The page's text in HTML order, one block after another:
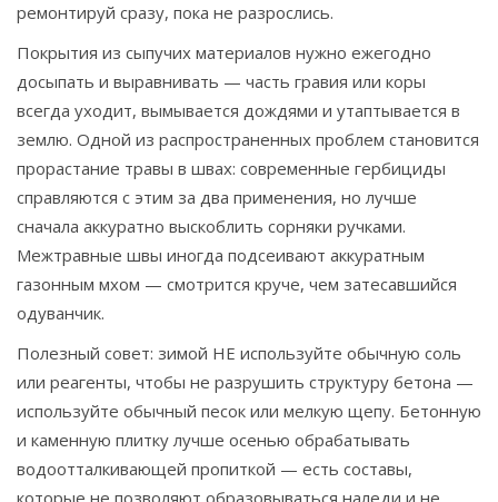
ремонтируй сразу, пока не разрослись.
Покрытия из сыпучих материалов нужно ежегодно
досыпать и выравнивать — часть гравия или коры
всегда уходит, вымывается дождями и утаптывается в
землю. Одной из распространенных проблем становится
прорастание травы в швах: современные гербициды
справляются с этим за два применения, но лучше
сначала аккуратно выскоблить сорняки ручками.
Межтравные швы иногда подсеивают аккуратным
газонным мхом — смотрится круче, чем затесавшийся
одуванчик.
Полезный совет: зимой НЕ используйте обычную соль
или реагенты, чтобы не разрушить структуру бетона —
используйте обычный песок или мелкую щепу. Бетонную
и каменную плитку лучше осенью обрабатывать
водоотталкивающей пропиткой — есть составы,